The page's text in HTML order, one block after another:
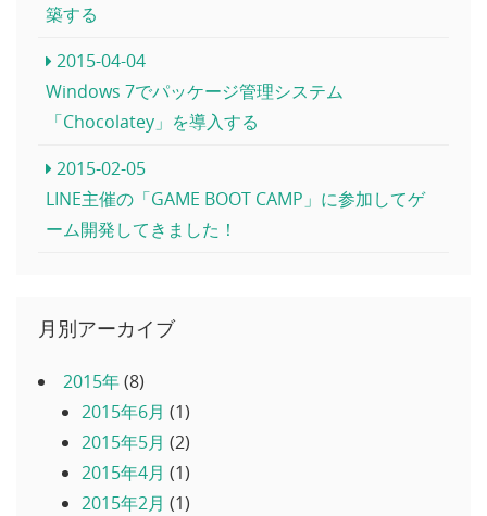
築する
2015-04-04
Windows 7でパッケージ管理システム
「Chocolatey」を導入する
2015-02-05
LINE主催の「GAME BOOT CAMP」に参加してゲ
ーム開発してきました！
月別アーカイブ
2015年(8)
2015年6月 (1)
2015年5月 (2)
2015年4月 (1)
2015年2月 (1)